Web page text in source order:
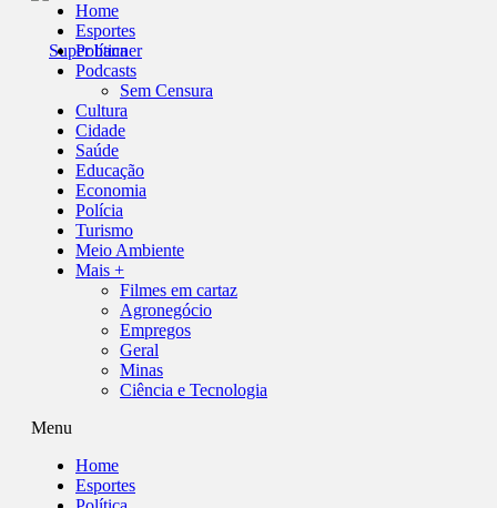
Home
Esportes
Política
Podcasts
Sem Censura
Cultura
Cidade
Saúde
Educação
Economia
Polícia
Turismo
Meio Ambiente
Mais +
Filmes em cartaz
Agronegócio
Empregos
Geral
Minas
Ciência e Tecnologia
Menu
Home
Esportes